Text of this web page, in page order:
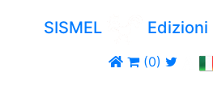
SISMEL Edizioni
(0)